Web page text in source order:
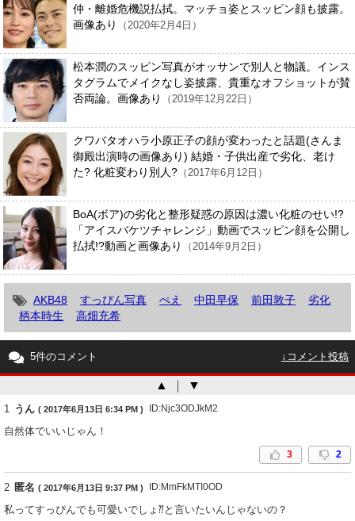
仲・離婚危機説払拭。マッチョ姿とスッピン顔も披露。
画像あり
（2020年2月4日）
松本潤のスッピン写真がオッサンで別人と物議。インス
タグラムでメイクなし姿披露、貴重なオフショットが賛
否両論。画像あり
（2019年12月22日）
クワバタオハラ小原正子の顔が変わったと話題(さんま
御殿出演時の画像あり) 結婚・子供出産で劣化、老け
た? 化粧変わり別人? （2017年6月12日）
BoA(ボア)の劣化と整形疑惑の原因は濃い化粧のせい!?
「アイスバケツチャレンジ」動画でスッピン顔を公開し
払拭!?動画と画像あり
（2014年9月2日）
AKB48 すっぴん写真 ぺえ 中田早保 前田敦子
劣化
柄本時生
高畑充希
5件のコメント ↓コメント投稿
▲ ｜ ▼
1 うん ( 2017年6月13日 6:34 PM ) ID:Njc3ODJkM2
自然体でいいじゃん！
3 2
2 匿名 ( 2017年6月13日 9:37 PM ) ID:MmFkMTI0OD
私ってすっぴんでも可愛いでしょ⁇と言いたいんじゃないの？